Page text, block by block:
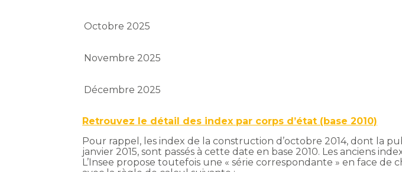
Octobre 2025
Novembre 2025
Décembre 2025
Retrouvez le détail des index par corps d’état (base 2010)
Pour rappel, les index de la construction d’octobre 2014, dont la
janvier 2015, sont passés à cette date en base 2010. Les anciens
L’Insee propose toutefois une « série correspondante » en face de